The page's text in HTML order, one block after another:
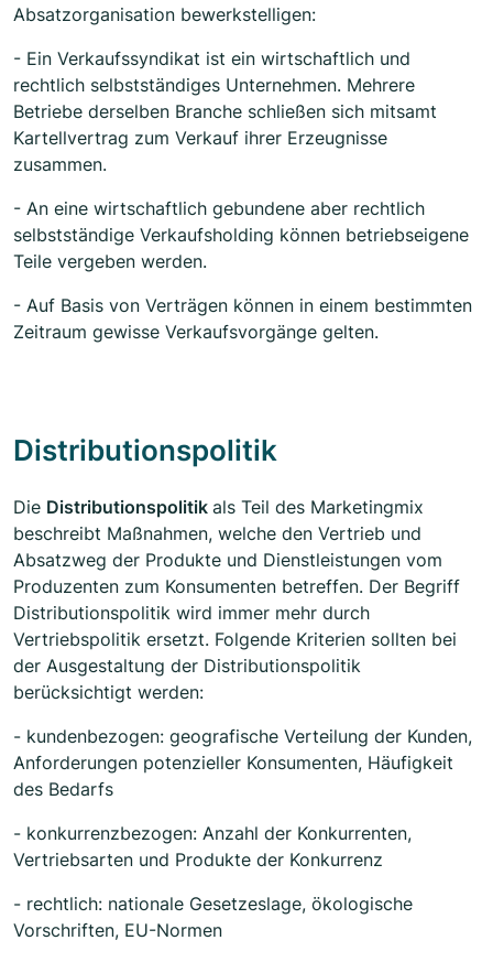
Absatzorganisation bewerkstelligen:
- Ein Verkaufssyndikat ist ein wirtschaftlich und
rechtlich selbstständiges Unternehmen. Mehrere
Betriebe derselben Branche schließen sich mitsamt
Kartellvertrag zum Verkauf ihrer Erzeugnisse
zusammen.
- An eine wirtschaftlich gebundene aber rechtlich
selbstständige Verkaufsholding können betriebseigene
Teile vergeben werden.
- Auf Basis von Verträgen können in einem bestimmten
Zeitraum gewisse Verkaufsvorgänge gelten.
Distributionspolitik
Die Distributionspolitik als Teil des Marketingmix
beschreibt Maßnahmen, welche den Vertrieb und
Absatzweg der Produkte und Dienstleistungen vom
Produzenten zum Konsumenten betreffen. Der Begriff
Distributionspolitik wird immer mehr durch
Vertriebspolitik ersetzt. Folgende Kriterien sollten bei
der Ausgestaltung der Distributionspolitik
berücksichtigt werden:
- kundenbezogen: geografische Verteilung der Kunden,
Anforderungen potenzieller Konsumenten, Häufigkeit
des Bedarfs
- konkurrenzbezogen: Anzahl der Konkurrenten,
Vertriebsarten und Produkte der Konkurrenz
- rechtlich: nationale Gesetzeslage, ökologische
Vorschriften, EU-Normen